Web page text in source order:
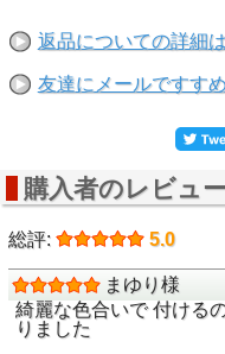
返品についての詳細
友達にメールですす
購入者のレビュー
総評: 5.0
まゆり様
綺麗な色合いで 付ける
りました